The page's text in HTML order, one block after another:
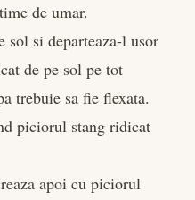
de umar.
sol si departeaza-l usor
de pe sol pe tot
trebuie sa fie flexata.
piciorul stang ridicat
apoi cu piciorul